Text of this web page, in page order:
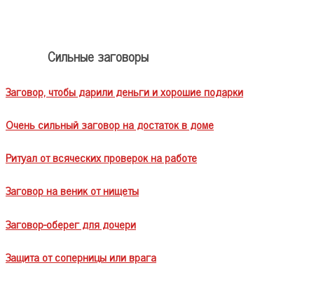
Сильные заговоры
Заговор, чтобы дарили деньги и хорошие подарки
Очень сильный заговор на достаток в доме
Ритуал от всяческих проверок на работе
Заговор на веник от нищеты
Заговор-оберег для дочери
Защита от соперницы или врага